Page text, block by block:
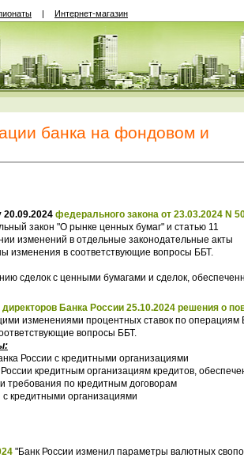
| Интернет-магазин
банка на фондовом и
20.09.2024 федерального закона от 23.03.2024 N
закон "О рынке ценных бумаг" и статью 11
изменений в отдельные законодательные акты
изменения в соответствующие вопросы ББТ.
сделок с ценными бумагами и сделок,
Банка России 25.10.2024 решения о
изменениями процентных ставок по операциям
вопросы ББТ.
России с кредитными организациями
кредитным организациям кредитов,
требования по кредитным договорам
кредитными организациями
"Банк России изменил параметры валютных